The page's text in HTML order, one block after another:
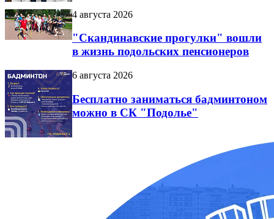
4 августа 2026
"Скандинавские прогулки" вошли
в жизнь подольских пенсионеров
6 августа 2026
Бесплатно заниматься бадминтоном
можно в СК "Подолье"